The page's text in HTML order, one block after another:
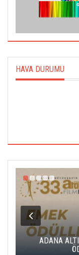
HAVA DURUMU
ADANA